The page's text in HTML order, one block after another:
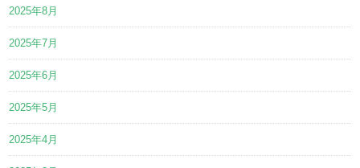
2025年8月
2025年7月
2025年6月
2025年5月
2025年4月